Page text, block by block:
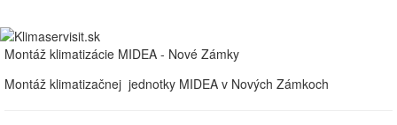
Montáž klimatizácie MIDEA - Nové Zámky
Montáž klimatizačnej jednotky MIDEA v Nových Zámkoch